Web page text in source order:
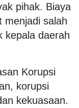
pihak. Biaya
menjadi salah
kepala daerah
Korupsi
korupsi
kekuasaan.